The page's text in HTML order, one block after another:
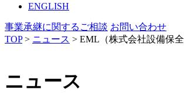
ENGLISH
事業承継に関するご相談 お問い合わせ
TOP> ニュース > EML（株式会社設備保全
ニュース